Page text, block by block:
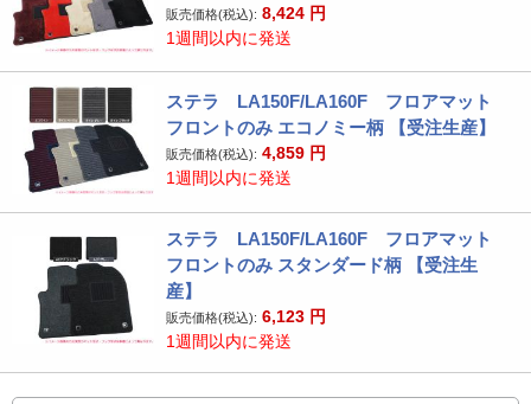
販売価格(税込): 8,424 円
1週間以内に発送
ステラ LA150F/LA160F フロアマット
フロントのみ エコノミー柄 【受注生産】
販売価格(税込): 4,859 円
1週間以内に発送
ステラ LA150F/LA160F フロアマット
フロントのみ スタンダード柄 【受注生
産】
販売価格(税込): 6,123 円
1週間以内に発送